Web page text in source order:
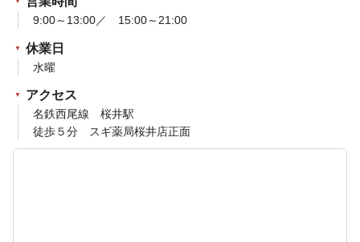
9:00～13:00／ 15:00～21:00
休業日
水曜
アクセス
名鉄西尾線 桜井駅
徒歩５分 スギ薬局桜井店正面